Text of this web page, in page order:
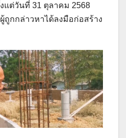
แต่วันที่ 31 ตุลาคม 2568
ถูกกล่าวหาได้ลงมือก่อสร้าง